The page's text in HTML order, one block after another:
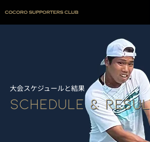
大会スケジュールと結果
SCHEDULE &